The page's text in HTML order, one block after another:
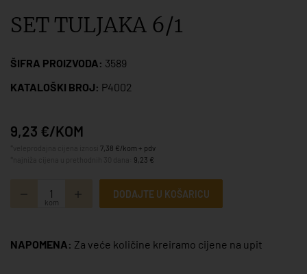
SET TULJAKA 6/1
ŠIFRA PROIZVODA: 3589
KATALOŠKI BROJ: P4002
9,23 €/KOM
7,38 €/kom + pdv
9,23 €
kom
DODAJTE U KOŠARICU
NAPOMENA: Za veće količine kreiramo cijene na upit